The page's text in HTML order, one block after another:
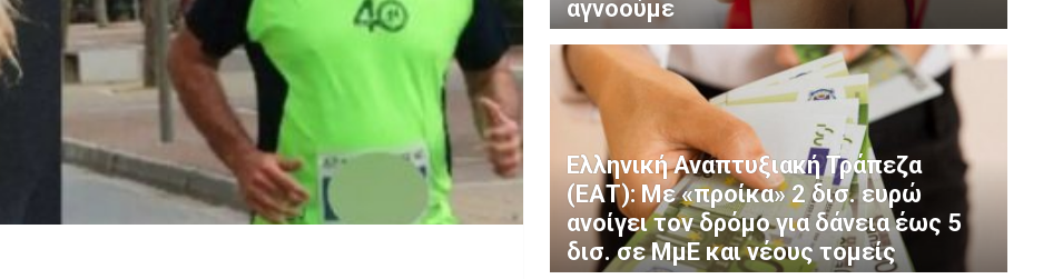
αγνοούμε
Ελληνική Αναπτυξιακή Τράπεζα
(ΕΑΤ): Με «προίκα» 2 δισ. ευρώ
ανοίγει τον δρόμο για δάνεια έως 5
δισ. σε ΜμΕ και νέους τομείς